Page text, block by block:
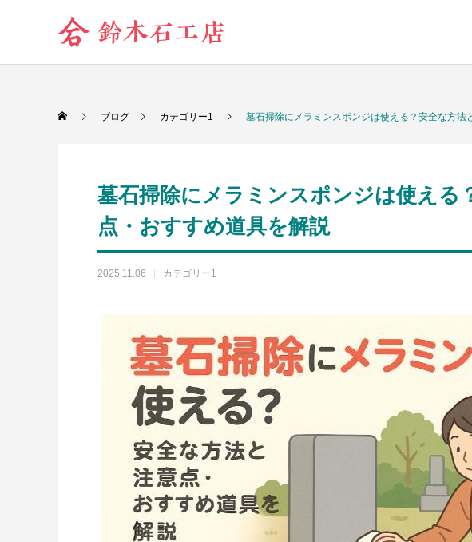
ブログ カテゴリー1 墓石掃除にメラミンスポンジは使える？安全な方法
墓石掃除にメラミンスポンジは使える
点・おすすめ道具を解説
2025.11.06 カテゴリー1